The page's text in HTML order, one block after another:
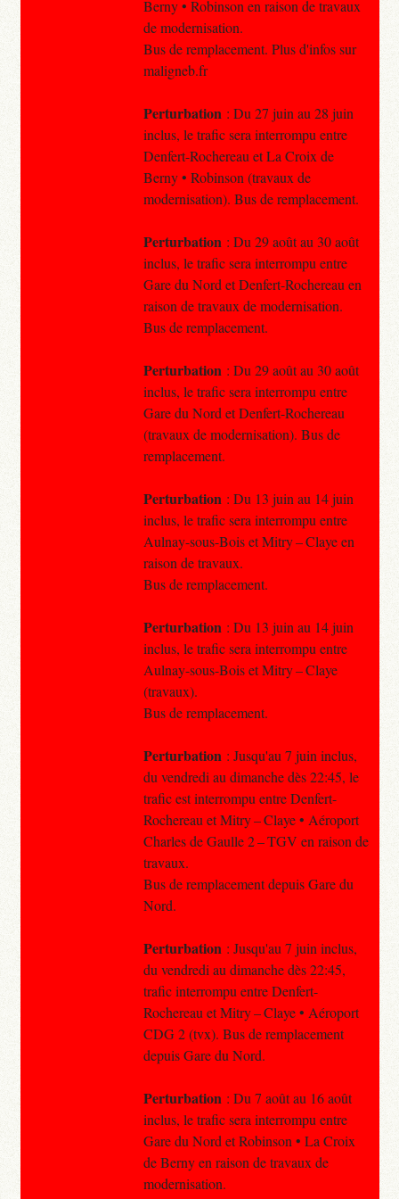
Berny • Robinson en raison de travaux
de modernisation.
Bus de remplacement. Plus d'infos sur
maligneb.fr
Perturbation : Du 27 juin au 28 juin
inclus, le trafic sera interrompu entre
Denfert-Rochereau et La Croix de
Berny • Robinson (travaux de
modernisation). Bus de remplacement.
Perturbation : Du 29 août au 30 août
inclus, le trafic sera interrompu entre
Gare du Nord et Denfert-Rochereau en
raison de travaux de modernisation.
Bus de remplacement.
Perturbation : Du 29 août au 30 août
inclus, le trafic sera interrompu entre
Gare du Nord et Denfert-Rochereau
(travaux de modernisation). Bus de
remplacement.
Perturbation : Du 13 juin au 14 juin
inclus, le trafic sera interrompu entre
Aulnay-sous-Bois et Mitry – Claye en
raison de travaux.
Bus de remplacement.
Perturbation : Du 13 juin au 14 juin
inclus, le trafic sera interrompu entre
Aulnay-sous-Bois et Mitry – Claye
(travaux).
Bus de remplacement.
Perturbation : Jusqu'au 7 juin inclus,
du vendredi au dimanche dès 22:45, le
trafic est interrompu entre Denfert-
Rochereau et Mitry – Claye • Aéroport
Charles de Gaulle 2 – TGV en raison de
travaux.
Bus de remplacement depuis Gare du
Nord.
Perturbation : Jusqu'au 7 juin inclus,
du vendredi au dimanche dès 22:45,
trafic interrompu entre Denfert-
Rochereau et Mitry – Claye • Aéroport
CDG 2 (tvx). Bus de remplacement
depuis Gare du Nord.
Perturbation : Du 7 août au 16 août
inclus, le trafic sera interrompu entre
Gare du Nord et Robinson • La Croix
de Berny en raison de travaux de
modernisation.